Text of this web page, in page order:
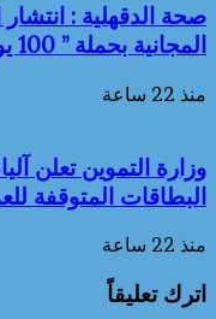
صحة الدقهلية :
المجانية بحملة ” 100 يوم صحة “
منذ 22 ساعة
وزارة التموين تعلن
البطاقات المتوقفة
منذ 22 ساعة
اترك تعليقاً